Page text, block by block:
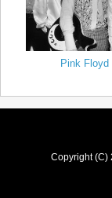
Pink Floyd
Copyright (C)